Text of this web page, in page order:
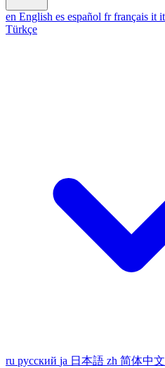
en English es español fr français it
Türkçe
ru русский ja 日本語 zh 简体中文